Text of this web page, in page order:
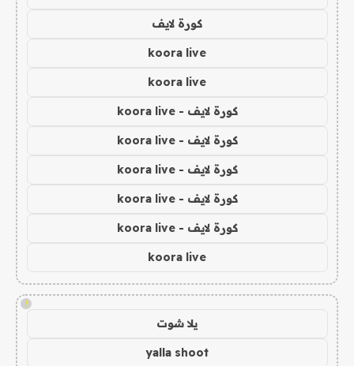
كورة لايف
koora live
koora live
كورة لايف - koora live
كورة لايف - koora live
كورة لايف - koora live
كورة لايف - koora live
كورة لايف - koora live
koora live
!
يلا شوت
yalla shoot